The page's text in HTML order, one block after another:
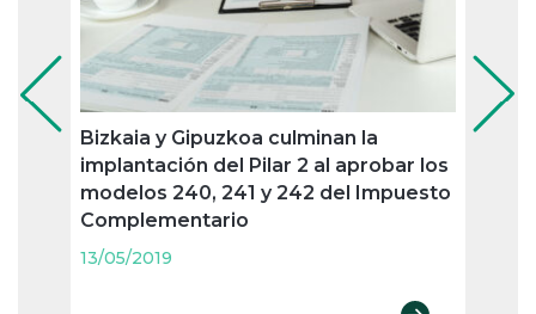
Bizkaia y Gipuzkoa culminan la
implantación del Pilar 2 al aprobar los
modelos 240, 241 y 242 del Impuesto
Complementario
13/05/2019